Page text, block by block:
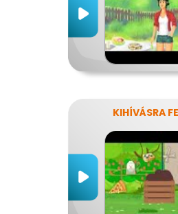
KIHÍVÁSRA